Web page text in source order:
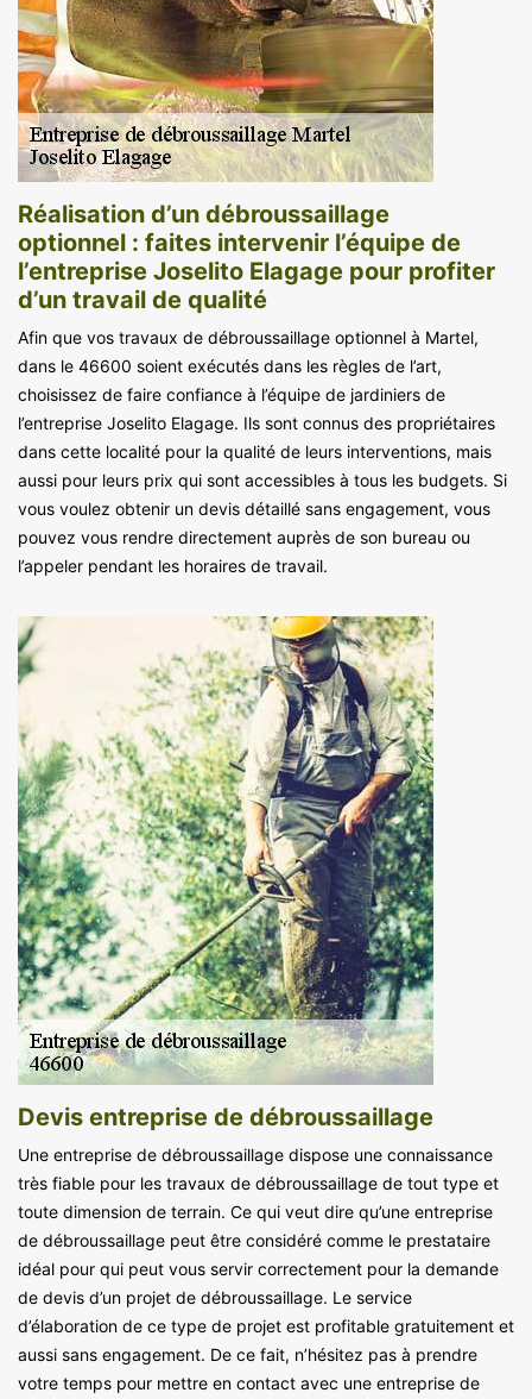
Réalisation d’un débroussaillage
optionnel : faites intervenir l’équipe de
l’entreprise Joselito Elagage pour profiter
d’un travail de qualité
Afin que vos travaux de débroussaillage optionnel à Martel,
dans le 46600 soient exécutés dans les règles de l’art,
choisissez de faire confiance à l’équipe de jardiniers de
l’entreprise Joselito Elagage. Ils sont connus des propriétaires
dans cette localité pour la qualité de leurs interventions, mais
aussi pour leurs prix qui sont accessibles à tous les budgets. Si
vous voulez obtenir un devis détaillé sans engagement, vous
pouvez vous rendre directement auprès de son bureau ou
l’appeler pendant les horaires de travail.
Devis entreprise de débroussaillage
Une entreprise de débroussaillage dispose une connaissance
très fiable pour les travaux de débroussaillage de tout type et
toute dimension de terrain. Ce qui veut dire qu’une entreprise
de débroussaillage peut être considéré comme le prestataire
idéal pour qui peut vous servir correctement pour la demande
de devis d’un projet de débroussaillage. Le service
d’élaboration de ce type de projet est profitable gratuitement et
aussi sans engagement. De ce fait, n’hésitez pas à prendre
votre temps pour mettre en contact avec une entreprise de